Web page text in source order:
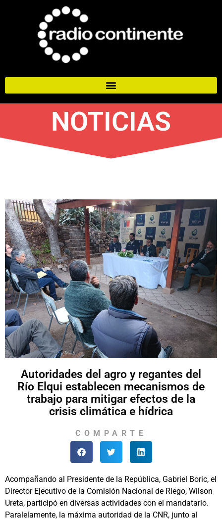
NOTICIAS
Autoridades del agro y regantes del
Río Elqui establecen mecanismos de
trabajo para mitigar efectos de la
crisis climática e hídrica
COMPARTE
Acompañando al Presidente de la República, Gabriel Boric, el
Director Ejecutivo de la Comisión Nacional de Riego, Wilson
Ureta, participó en diversas actividades con el mandatario.
Paralelamente, la máxima autoridad de la CNR, junto al